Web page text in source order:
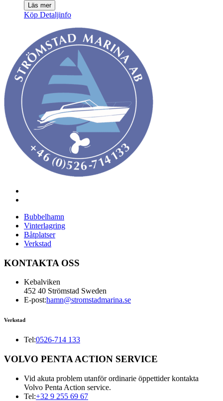
Läs mer
Köp Detaljinfo
Bubbelhamn
Vinterlagring
Båtplatser
Verkstad
KONTAKTA OSS
Kebalviken
452 40 Strömstad Sweden
E-post:hamn@stromstadmarina.se
Verkstad
Tel:0526-714 133
VOLVO PENTA ACTION SERVICE
Vid akuta problem utanför ordinarie öppettider kontakta
Volvo Penta Action service.
Tel:+32 9 255 69 67